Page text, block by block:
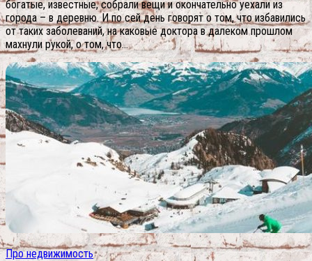
богатые, известные, собрали вещи и окончательно уехали из
города – в деревню. И по сей день говорят о том, что избавились
от таких заболеваний, на каковые доктора в далеком прошлом
махнули рукой, о том, что...
Про недвижимость